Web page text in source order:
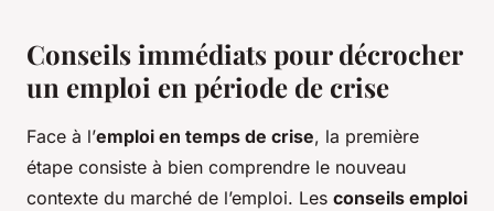
Conseils immédiats pour décrocher
un emploi en période de crise
Face à l’emploi en temps de crise, la première
étape consiste à bien comprendre le nouveau
contexte du marché de l’emploi. Les conseils emploi